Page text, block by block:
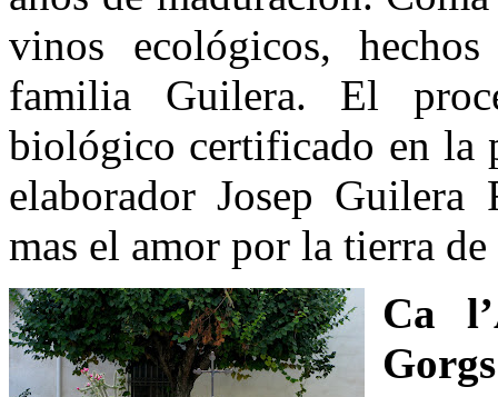
vinos ecológicos,
familia Guilera. El
biológico certificado en la
elaborador Josep Guilera
mas el amor por la tierra
Ca
Gorgs